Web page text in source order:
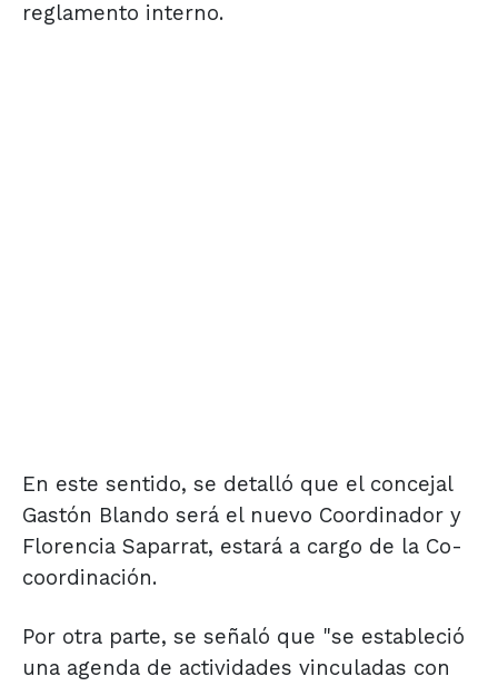
reglamento interno.
En este sentido, se detalló que el concejal
Gastón Blando será el nuevo Coordinador y
Florencia Saparrat, estará a cargo de la Co-
coordinación.
Por otra parte, se señaló que "se estableció
una agenda de actividades vinculadas con